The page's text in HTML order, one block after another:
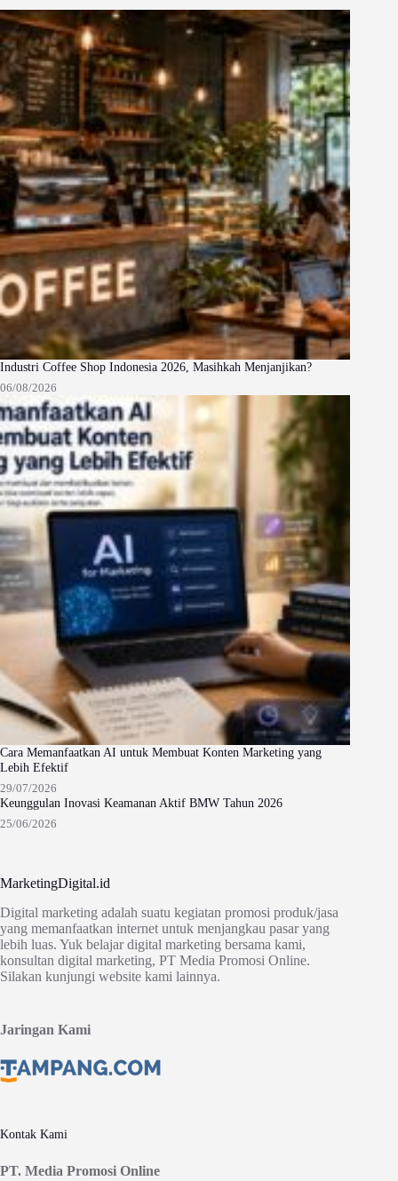
Industri Coffee Shop Indonesia 2026, Masihkah Menjanjikan?
06/08/2026
Cara Memanfaatkan AI untuk Membuat Konten Marketing yang
Lebih Efektif
29/07/2026
Keunggulan Inovasi Keamanan Aktif BMW Tahun 2026
25/06/2026
MarketingDigital.id
Digital marketing adalah suatu kegiatan promosi produk/jasa
yang memanfaatkan internet untuk menjangkau pasar yang
lebih luas. Yuk belajar digital marketing bersama kami,
konsultan digital marketing, PT Media Promosi Online.
Silakan kunjungi website kami lainnya.
Jaringan Kami
Kontak Kami
PT. Media Promosi Online